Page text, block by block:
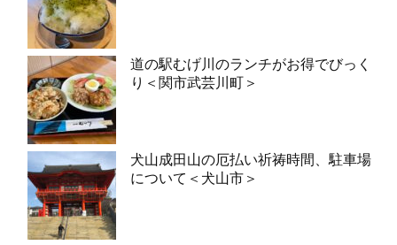
道の駅むげ川のランチがお得でびっく
り＜関市武芸川町＞
犬山成田山の厄払い祈祷時間、駐車場
について＜犬山市＞